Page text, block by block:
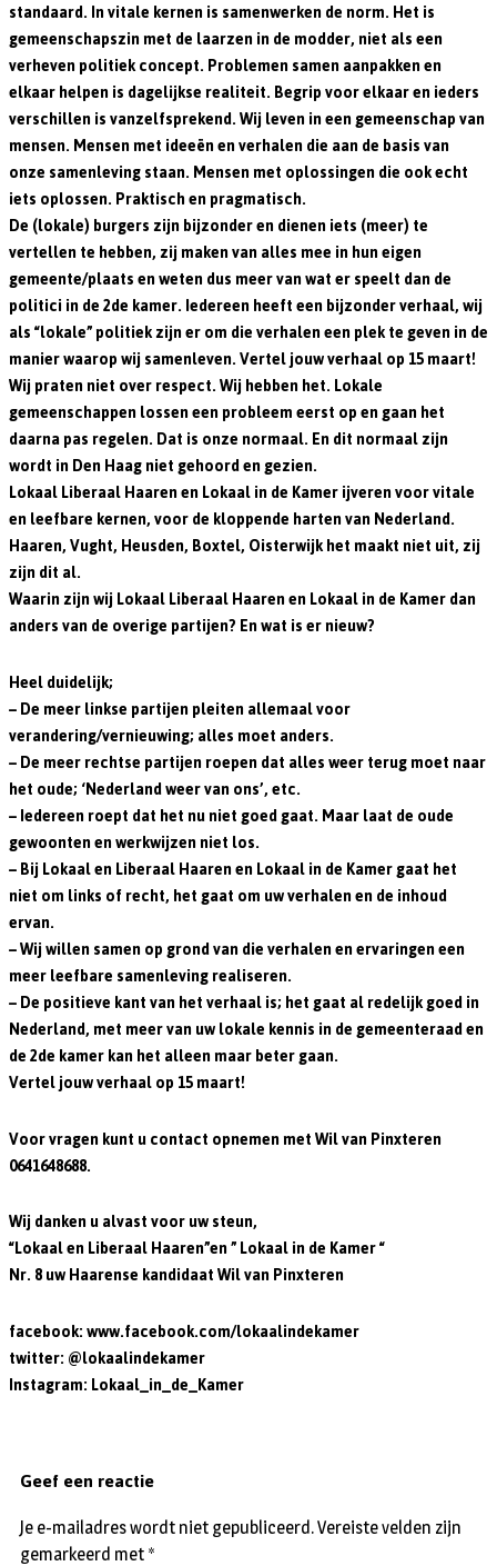
standaard. In vitale kernen is samenwerken de norm. Het is
gemeenschapszin met de laarzen in de modder, niet als een
verheven politiek concept. Problemen samen aanpakken en
elkaar helpen is dagelijkse realiteit. Begrip voor elkaar en ieders
verschillen is vanzelfsprekend. Wij leven in een gemeenschap van
mensen. Mensen met ideeën en verhalen die aan de basis van
onze samenleving staan. Mensen met oplossingen die ook echt
iets oplossen. Praktisch en pragmatisch.
De (lokale) burgers zijn bijzonder en dienen iets (meer) te
vertellen te hebben, zij maken van alles mee in hun eigen
gemeente/plaats en weten dus meer van wat er speelt dan de
politici in de 2de kamer. Iedereen heeft een bijzonder verhaal, wij
als “lokale” politiek zijn er om die verhalen een plek te geven in de
manier waarop wij samenleven. Vertel jouw verhaal op 15 maart!
Wij praten niet over respect. Wij hebben het. Lokale
gemeenschappen lossen een probleem eerst op en gaan het
daarna pas regelen. Dat is onze normaal. En dit normaal zijn
wordt in Den Haag niet gehoord en gezien.
Lokaal Liberaal Haaren en Lokaal in de Kamer ijveren voor vitale
en leefbare kernen, voor de kloppende harten van Nederland.
Haaren, Vught, Heusden, Boxtel, Oisterwijk het maakt niet uit, zij
zijn dit al.
Waarin zijn wij Lokaal Liberaal Haaren en Lokaal in de Kamer dan
anders van de overige partijen? En wat is er nieuw?
Heel duidelijk;
– De meer linkse partijen pleiten allemaal voor
verandering/vernieuwing; alles moet anders.
– De meer rechtse partijen roepen dat alles weer terug moet naar
het oude; ‘Nederland weer van ons’, etc.
– Iedereen roept dat het nu niet goed gaat. Maar laat de oude
gewoonten en werkwijzen niet los.
– Bij Lokaal en Liberaal Haaren en Lokaal in de Kamer gaat het
niet om links of recht, het gaat om uw verhalen en de inhoud
ervan.
– Wij willen samen op grond van die verhalen en ervaringen een
meer leefbare samenleving realiseren.
– De positieve kant van het verhaal is; het gaat al redelijk goed in
Nederland, met meer van uw lokale kennis in de gemeenteraad en
de 2de kamer kan het alleen maar beter gaan.
Vertel jouw verhaal op 15 maart!
Voor vragen kunt u contact opnemen met Wil van Pinxteren
0641648688.
Wij danken u alvast voor uw steun,
“Lokaal en Liberaal Haaren”en ” Lokaal in de Kamer “
Nr. 8 uw Haarense kandidaat Wil van Pinxteren
facebook: www.facebook.com/lokaalindekamer
twitter: @lokaalindekamer
Instagram: Lokaal_in_de_Kamer
Geef een reactie
Je e-mailadres wordt niet gepubliceerd.Vereiste velden zijn
gemarkeerd met *